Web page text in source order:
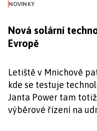
NOVINKY
Nová solární
Evropě
Letiště v Mnichově
kde se testuje
Janta Power tam
výběrové řízení na